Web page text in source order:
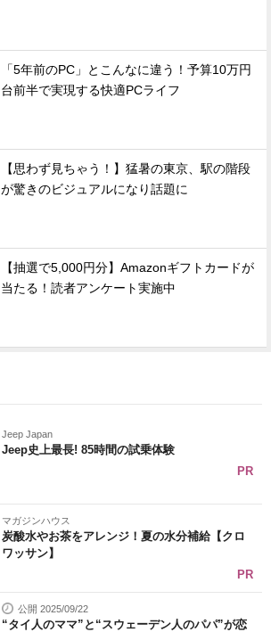
「5年前のPC」とこんなに違う！予算10万円
台前半で実現する快適PCライフ
【思わず見ちゃう！】猛暑の東京、駅の階段
が驚きのビジュアルになり話題に
【抽選で5,000円分】Amazonギフトカードが
当たる！読者アンケート実施中
Jeep Japan
Jeep史上最長! 85時間の試乗体験
PR
マガジンハウス
炭酸水やお茶をアレンジ！夏の水分補給【クロ
ワッサン】
PR
公開 2025/09/22
“タイ人のママ”と“スウェーデン人のパパ”が恋